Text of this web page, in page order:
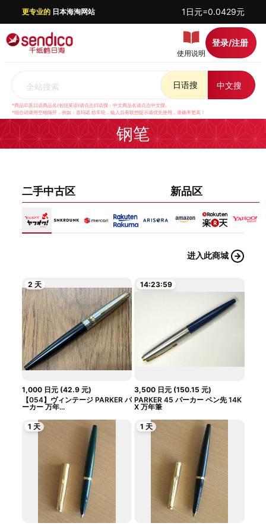
更专业的日本海淘网站 1日元=0.0429元
使用说明
登录/注册
全站搜索 日语搜 中文搜
*商品ID及日语商品名(包括英语)请点击日语搜；中文商品名请点击中文搜。
*组合词请用空格隔开，例如：喜玛诺 纺车轮，输入后有联想提示请优先使用，准确率更高！
钢笔
二手中古区 新品区
进入此商城
2 天
1,000 日元(42.9 元)
【054】ヴィンテージ PARKER パ
ーカー 万年...
14:23:59
3,500 日元 (150.15 元)
PARKER 45 パーカー ペン先 14K
X 万年筆
1 天 1 天